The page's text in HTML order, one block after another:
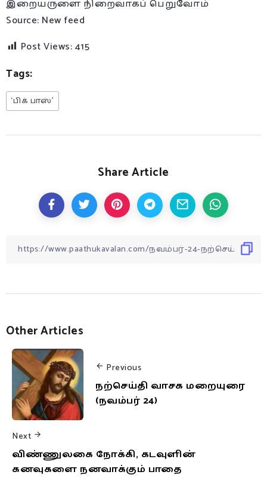
இறையருளை நிறைவாகப் பெறுவோம்
Source: New feed
Post Views:415
Tags:
‘பிக் பாஸ்’
Share Article
Other Articles
Previous
நற்செய்தி வாசக மறையுரை
(நவம்பர் 24)
Next
விண்ணுலகை நோக்கி, கடவுளின்
கனவுகளை நனவாக்கும் பாதை